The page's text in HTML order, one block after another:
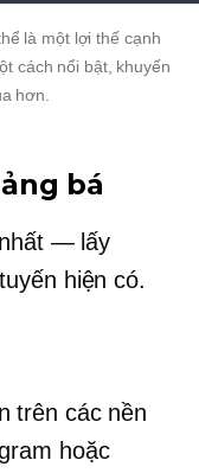
là một lợi thế cạnh
cách nổi bật, khuyến
hơn.
bá
— lấy
hiện có.
trên các nền
hoặc